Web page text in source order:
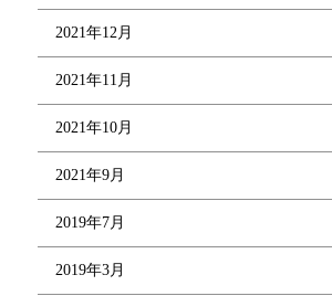
2021年12月
2021年11月
2021年10月
2021年9月
2019年7月
2019年3月